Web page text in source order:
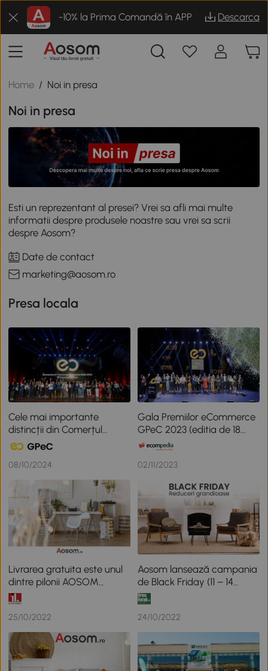
-10% la Prima Comandă în APP Descarca
Home / Noi in presa
Noi in presa
Esti un reprezentant al presei? Vrei sa afli mai multe
informatii despre produsele noastre sau vrei sa scrii
despre Aosom?
Date de contact
marketing@aosom.ro
Presa locala
Cele mai importante
distincții din Comerțul
Online Românesc în cadrul
ediției de 19 ani a Galei
Premiilor eCommerce
08/10/2024
Gala Premiilor eCommerce
GPeC 2023 (editia de 18
ani): lista castigatorilor
02/11/2023
Livrarea gratuita este unul
dintre pilonii AOSOM
Romania
25/10/2022
Aosom lansează campania
de Black Friday (11 – 14
noiembrie), cu reduceri la
toate articolele disponibile
pe Aosom.ro
24/10/2022